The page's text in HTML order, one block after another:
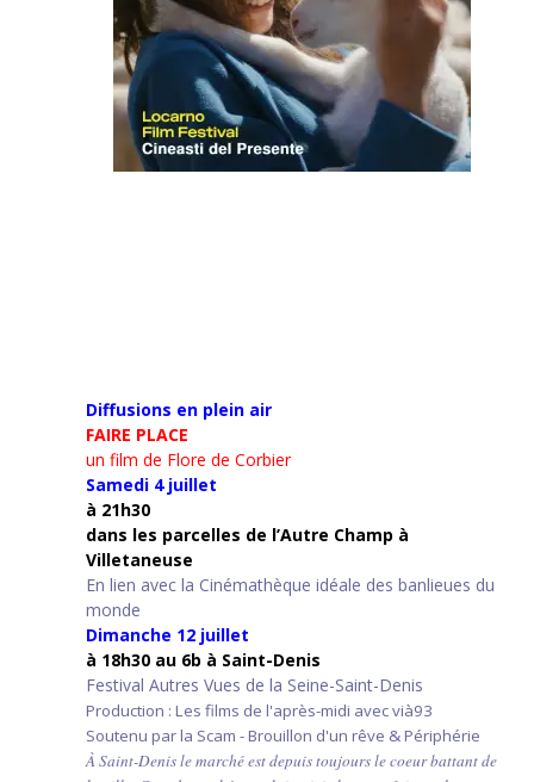
Diffusions en plein air
FAIRE PLACE
un film de Flore de Corbier
Samedi 4 juillet
à 21h30
dans les parcelles de l’Autre Champ à
Villetaneuse
En lien avec la Cinémathèque idéale des banlieues du
monde
Dimanche 12 juillet
à 18h30 au 6b à Saint-Denis
Festival Autres Vues de la Seine-Saint-Denis
Production : Les films de l'après-midi avec vià93
Soutenu par la Scam - Brouillon d'un rêve & Périphérie
À Saint-Denis le marché est depuis toujours le coeur battant de